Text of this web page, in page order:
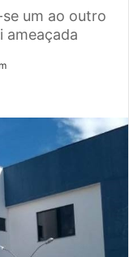
um ao outro
ameaçada